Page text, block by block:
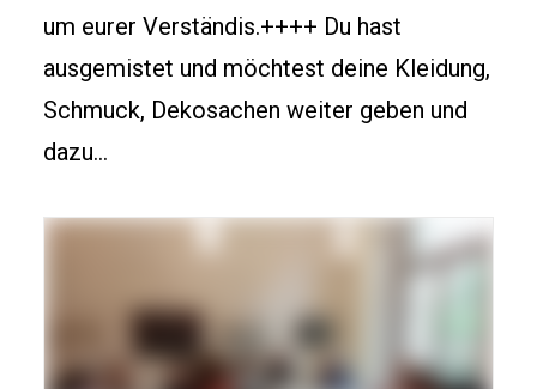
um eurer Verständis.++++ Du hast
ausgemistet und möchtest deine Kleidung,
Schmuck, Dekosachen weiter geben und
dazu…